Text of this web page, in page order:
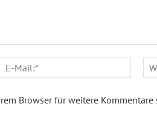
Mail:*
Browser für weitere Kommentare